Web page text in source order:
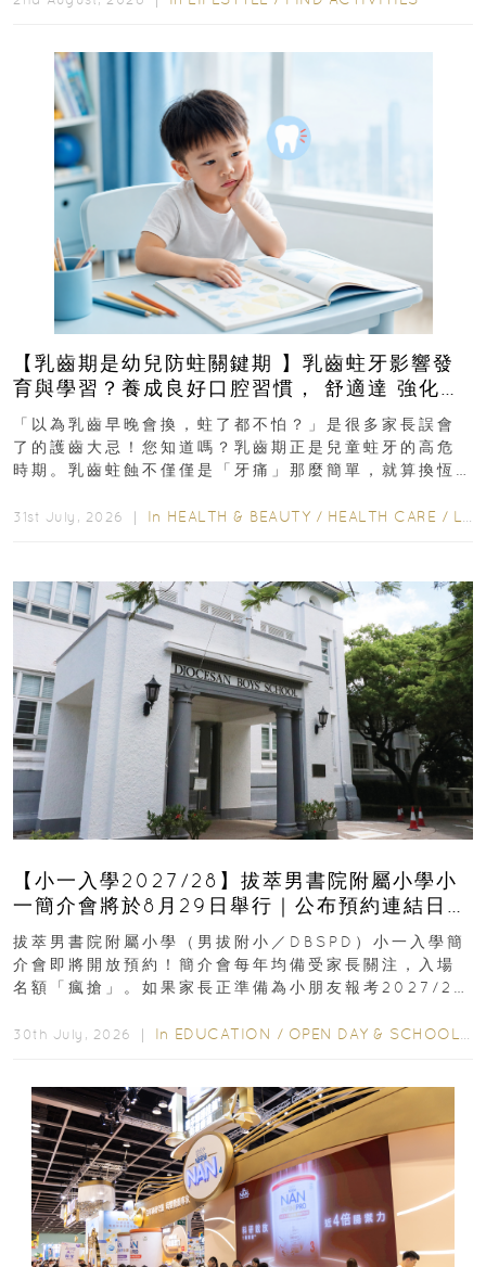
【乳齒期是幼兒防蛀關鍵期 】乳齒蛀牙影響發
育與學習？養成良好口腔習慣， 舒適達 強化琺
瑯質 兒童牙膏防護指南
「以為乳齒早晚會換，蛀了都不怕？」是很多家長誤會
了的護齒大忌！您知道嗎？乳齒期正是兒童蛀牙的高危
時期。乳齒蛀蝕不僅僅是「牙痛」那麼簡單，就算換恆
31st July, 2026 ｜ In HEALTH & BEAUTY / HEALTH CARE / LIFESTYLE
【小一入學2027/28】拔萃男書院附屬小學小
一簡介會將於8月29日舉行｜公布預約連結日期
｜更設有網上重溫
拔萃男書院附屬小學（男拔附小／DBSPD）小一入學簡
介會即將開放預約！簡介會每年均備受家長關注，入場
名額「瘋搶」。如果家長正準備為小朋友報考2027/28
30th July, 2026 ｜ In EDUCATION / OPEN DAY & SCHOOL EVENTS